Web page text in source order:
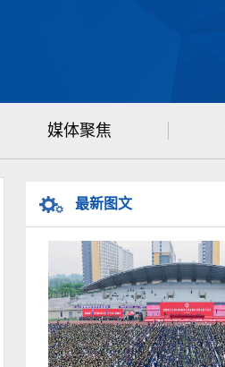
媒体聚焦
最新图文